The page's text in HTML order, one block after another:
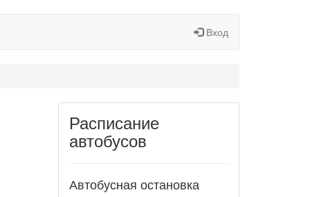
Вход
Расписание
автобусов
Автобусная остановка